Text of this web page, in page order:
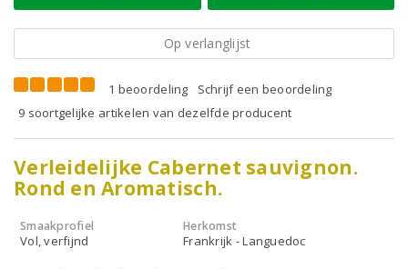
Op verlanglijst
1 beoordeling
Schrijf een beoordeling
9 soortgelijke artikelen van dezelfde producent
Verleidelijke Cabernet sauvignon.
Rond en Aromatisch.
Smaakprofiel
Vol, verfijnd
Herkomst
Frankrijk - Languedoc